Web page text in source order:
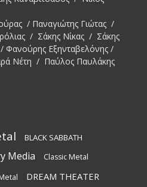
/ Παναγιώτης Γιώτας /
/ Σάκης Νίκας / Σάκης
Φανούρης Εξηνταβελόνης /
Νέτη / Παύλος Παυλάκης
BLACK SABBATH
Media Classic Metal
DREAM THEATER